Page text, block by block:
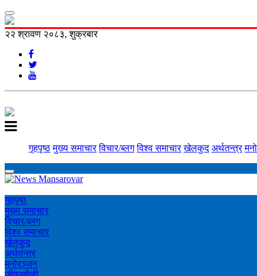
२२ श्रावण २०८३, शुक्रबार
गृहपृष्ठ मुख्य समाचार विचार/ब्लग विश्व समाचार खेलकुद अर्थतन्त्र
गृहपृष्ठ
मुख्य समाचार
विचार/ब्लग
विश्व समाचार
खेलकुद
अर्थतन्त्र
मनोरञ्‍जन